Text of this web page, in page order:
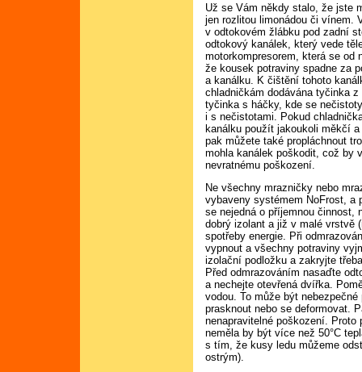
Už se Vám někdy stalo, že jste
jen rozlitou limonádou či vínem.
v odtokovém žlábku pod zadní
odtokový kanálek, který vede
motorkompresorem, která se od
že kousek potraviny spadne za
a kanálku. K čištění tohoto
chladničkám dodávána tyčinka
tyčinka s háčky, kde se
i s nečistotami. Pokud
kanálku použít jakoukoli měkčí
pak můžete také propláchnout
mohla kanálek poškodit, což by
nevratnému poškození.
Ne všechny mrazničky nebo
vybaveny systémem NoFrost, a
se nejedná o příjemnou činnost,
dobrý izolant a již v malé vrstvě
spotřeby energie. Při
vypnout a všechny potraviny
izolační podložku a zakryjte
Před odmrazováním nasaďte
a nechejte otevřená dvířka.
vodou. To může být
prasknout nebo se deformovat.
nenapravitelné poškození.
neměla by být více než 50°C
s tím, že kusy ledu můžeme
ostrým).